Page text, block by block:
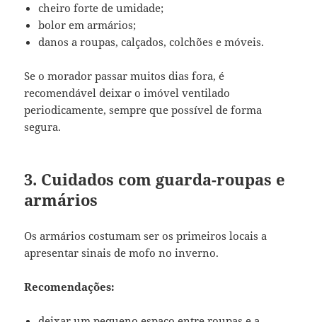
cheiro forte de umidade;
bolor em armários;
danos a roupas, calçados, colchões e móveis.
Se o morador passar muitos dias fora, é
recomendável deixar o imóvel ventilado
periodicamente, sempre que possível de forma
segura.
3. Cuidados com guarda-roupas e
armários
Os armários costumam ser os primeiros locais a
apresentar sinais de mofo no inverno.
Recomendações: